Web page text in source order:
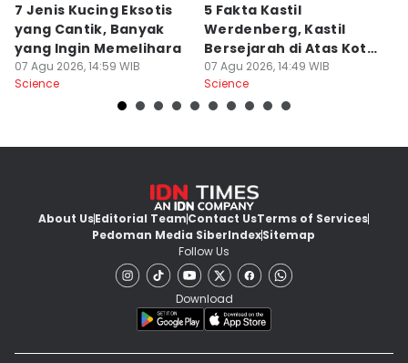
7 Jenis Kucing Eksotis
yang Cantik, Banyak
yang Ingin Memelihara
07 Agu 2026, 14:59 WIB
Science
5 Fakta Kastil
Werdenberg, Kastil
Bersejarah di Atas Kota
Tua Swiss
07 Agu 2026, 14:49 WIB
Science
About UsEditorial TeamContact UsTerms of Services
Pedoman Media SiberIndexSitemap
Follow Us
Download